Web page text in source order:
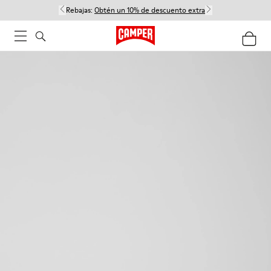
Rebajas: Obtén un 10% de descuento extra